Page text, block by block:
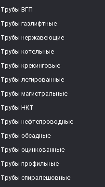
Трубы ВГП
Трубы газлифтные
Трубы нержавеющие
Трубы котельные
Трубы крекинговые
Трубы легированные
Трубы магистральные
Трубы НКТ
Трубы нефтепроводные
Трубы обсадные
Трубы оцинкованные
Трубы профильные
Трубы спиралешовные